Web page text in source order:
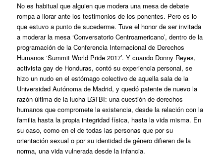
No es habitual que alguien que modera una mesa de debate
rompa a llorar ante los testimonios de los ponentes. Pero es lo
que estuvo a punto de sucederme. Tuve el honor de ser invitada
a moderar la mesa ‘Conversatorio Centroamericano’, dentro de la
programación de la Conferencia Internacional de Derechos
Humanos ‘Summit World Pride 2017’. Y cuando Donny Reyes,
activista gay de Honduras, contó su experiencia personal, se
hizo un nudo en el estómago colectivo de aquella sala de la
Universidad Autónoma de Madrid, y quedó patente de nuevo la
razón última de la lucha LGTBI: una cuestión de derechos
humanos que compromete la existencia, desde la relación con la
familia hasta la propia integridad física, hasta la vida misma. En
su caso, como en el de todas las personas que por su
orientación sexual o por su identidad de género difieren de la
norma, una vida vulnerada desde la infancia.